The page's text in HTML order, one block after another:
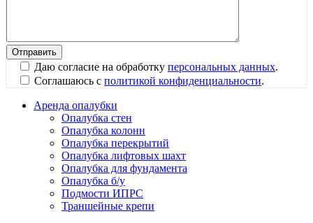
Даю согласие на обработку персональных данных.
Соглашаюсь с политикой конфиденциальности.
Аренда опалубки
Опалубка стен
Опалубка колонн
Опалубка перекрытий
Опалубка лифтовых шахт
Опалубка для фундамента
Опалубка б/у
Подмости ИПРС
Траншейные крепи